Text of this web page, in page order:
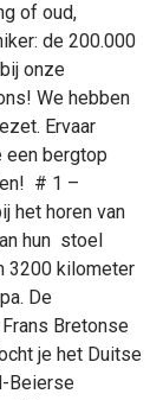
of oud,
de 200.000
onze
We hebben
Ervaar
een bergtop
# 1 –
het horen van
hun stoel
3200 kilometer
De
Bretonse
je het Duitse
Beierse